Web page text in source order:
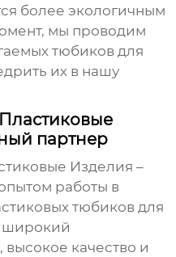
более экологичным
мы проводим
тюбиков для
их в нашу
партнер
Изделия –
работы в
тюбиков для
широкий
качество и